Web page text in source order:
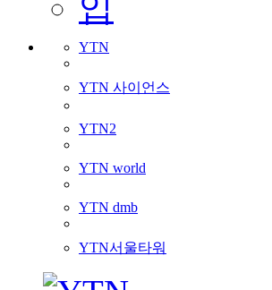
YTN
YTN 사이언스
YTN2
YTN world
YTN dmb
YTN서울타워